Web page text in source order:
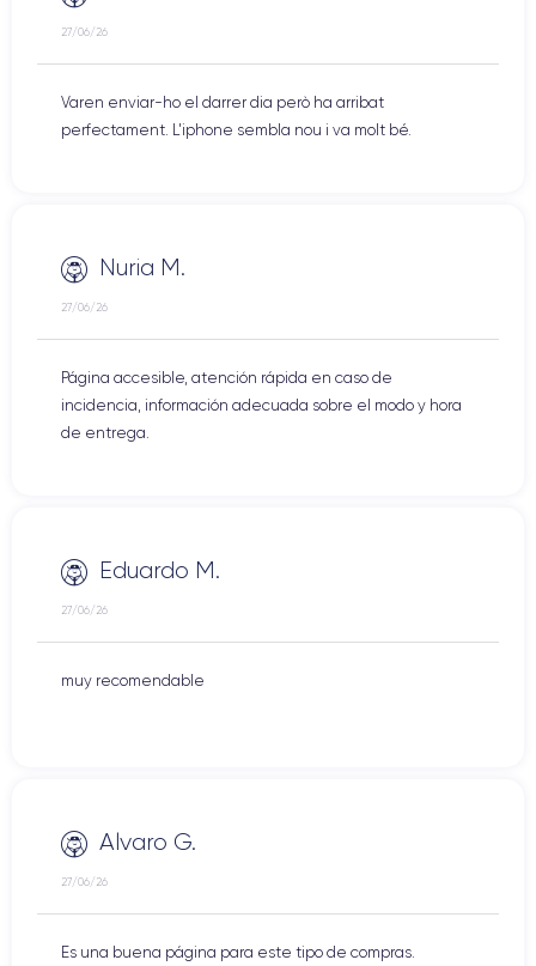
27/06/26
Varen enviar-ho el darrer dia però ha arribat
perfectament. L'iphone sembla nou i va molt bé.
Nuria M.
27/06/26
Página accesible, atención rápida en caso de
incidencia, información adecuada sobre el modo y hora
de entrega.
Eduardo M.
27/06/26
muy recomendable
Alvaro G.
27/06/26
Es una buena página para este tipo de compras.